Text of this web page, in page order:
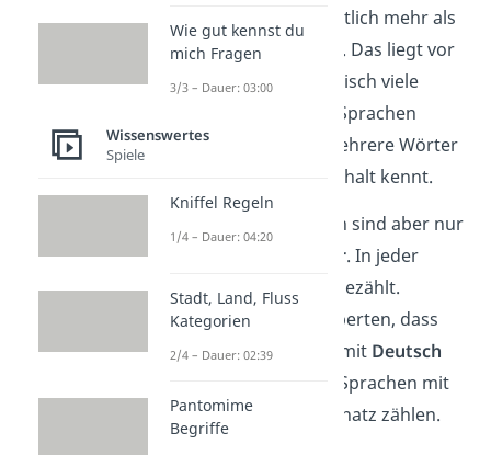
— deutlich mehr als
viele andere Sprachen. Das liegt vor
allem daran, dass Englisch viele
Begriffe aus anderen Sprachen
übernimmt und oft mehrere Wörter
für denselben Sachverhalt kennt.
Solche Zahlen sind aber nur
teilweise vergleichbar. In jeder
Sprache wird anders gezählt.
Dennoch schätzen Experten, dass
Englisch, gemeinsam mit Deutsch
, zu den Sprachen mit
dem höchsten Wortschatz zählen.
Wie gut kennst du
mich Fragen
3/3 – Dauer: 03:00
Wissenswertes
Spiele
Kniffel Regeln
1/4 – Dauer: 04:20
Stadt, Land, Fluss
Kategorien
2/4 – Dauer: 02:39
Pantomime
Begriffe